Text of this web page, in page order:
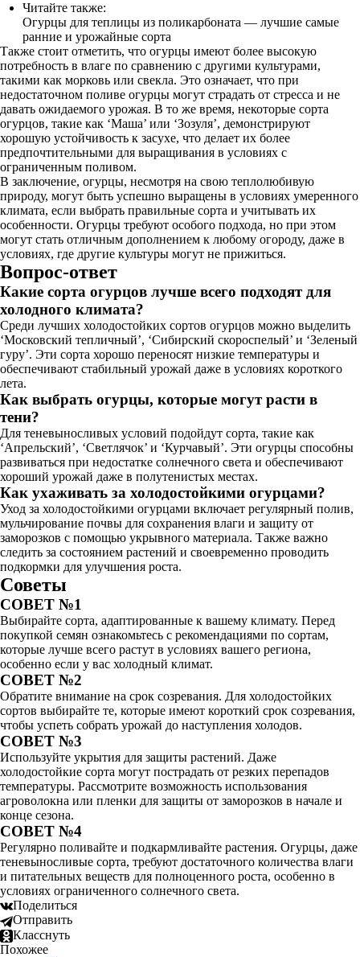
Читайте также:
Огурцы для теплицы из поликарбоната — лучшие самые
ранние и урожайные сорта
Также стоит отметить, что огурцы имеют более высокую
потребность в влаге по сравнению с другими культурами,
такими как морковь или свекла. Это означает, что при
недостаточном поливе огурцы могут страдать от стресса и не
давать ожидаемого урожая. В то же время, некоторые сорта
огурцов, такие как ‘Маша’ или ‘Зозуля’, демонстрируют
хорошую устойчивость к засухе, что делает их более
предпочтительными для выращивания в условиях с
ограниченным поливом.
В заключение, огурцы, несмотря на свою теплолюбивую
природу, могут быть успешно выращены в условиях умеренного
климата, если выбрать правильные сорта и учитывать их
особенности. Огурцы требуют особого подхода, но при этом
могут стать отличным дополнением к любому огороду, даже в
условиях, где другие культуры могут не прижиться.
Вопрос-ответ
Какие сорта огурцов лучше всего подходят для
холодного климата?
Среди лучших холодостойких сортов огурцов можно выделить
‘Московский тепличный’, ‘Сибирский скороспелый’ и ‘Зеленый
гуру’. Эти сорта хорошо переносят низкие температуры и
обеспечивают стабильный урожай даже в условиях короткого
лета.
Как выбрать огурцы, которые могут расти в
тени?
Для теневыносливых условий подойдут сорта, такие как
‘Апрельский’, ‘Светлячок’ и ‘Курчавый’. Эти огурцы способны
развиваться при недостатке солнечного света и обеспечивают
хороший урожай даже в полутенистых местах.
Как ухаживать за холодостойкими огурцами?
Уход за холодостойкими огурцами включает регулярный полив,
мульчирование почвы для сохранения влаги и защиту от
заморозков с помощью укрывного материала. Также важно
следить за состоянием растений и своевременно проводить
подкормки для улучшения роста.
Советы
СОВЕТ №1
Выбирайте сорта, адаптированные к вашему климату. Перед
покупкой семян ознакомьтесь с рекомендациями по сортам,
которые лучше всего растут в условиях вашего региона,
особенно если у вас холодный климат.
СОВЕТ №2
Обратите внимание на срок созревания. Для холодостойких
сортов выбирайте те, которые имеют короткий срок созревания,
чтобы успеть собрать урожай до наступления холодов.
СОВЕТ №3
Используйте укрытия для защиты растений. Даже
холодостойкие сорта могут пострадать от резких перепадов
температуры. Рассмотрите возможность использования
агроволокна или пленки для защиты от заморозков в начале и
конце сезона.
СОВЕТ №4
Регулярно поливайте и подкармливайте растения. Огурцы, даже
теневыносливые сорта, требуют достаточного количества влаги
и питательных веществ для полноценного роста, особенно в
условиях ограниченного солнечного света.
Поделиться
Отправить
Класснуть
Похожее